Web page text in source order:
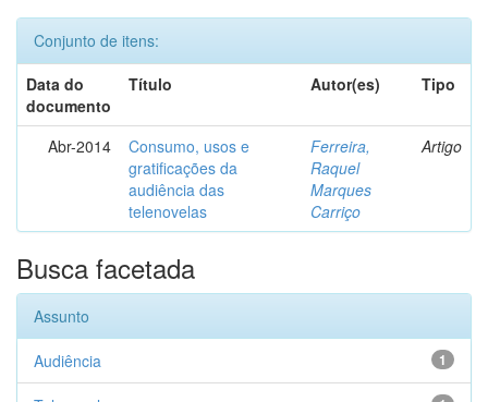
Conjunto de itens:
Data do
documento
Título Autor(es) Tipo
Abr-2014
Consumo, usos e
gratificações da
audiência das
telenovelas
Ferreira,
Raquel
Marques
Carriço
Artigo
Busca facetada
Assunto
1
Audiência